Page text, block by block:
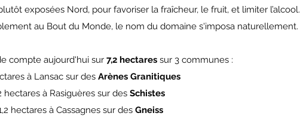
exposées Nord, pour favoriser la fraîcheur, le fruit, et limiter l’alcool.
au Bout du Monde, le nom du domaine s'imposa naturellement.
compte aujourd'hui sur 7,2 hectaressur 3 communes :
à Lansac sur des Arènes Granitiques
hectares à Rasiguères sur des Schistes
hectares à Cassagnes sur des Gneiss